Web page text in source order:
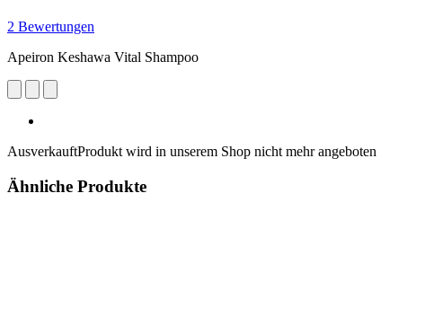
2 Bewertungen
Apeiron Keshawa Vital Shampoo
AusverkauftProdukt wird in unserem Shop nicht mehr angeboten
Ähnliche Produkte